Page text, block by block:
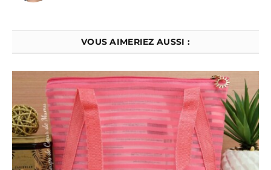
VOUS AIMERIEZ AUSSI :